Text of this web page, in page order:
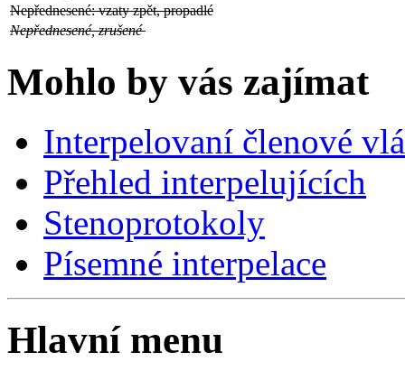
Nepřednesené: vzaty zpět, propadlé
Nepřednesené, zrušené
Mohlo by vás zajímat
Interpelovaní členové
Přehled interpelujících
Stenoprotokoly
Písemné interpelace
Hlavní menu